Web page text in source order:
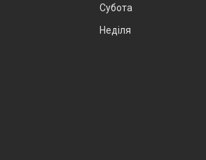
Субота
Неділя